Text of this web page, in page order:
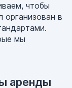
чтобы
в
мы
аренды